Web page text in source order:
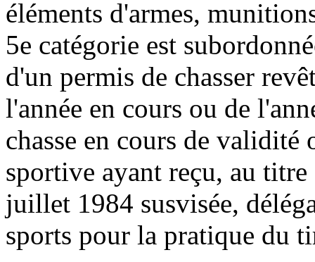
éléments d'armes,
5e catégorie est
d'un permis de chasser
l'année en cours ou de
chasse en cours de
sportive ayant reçu, au
juillet 1984 susvisée,
sports pour la pratique du